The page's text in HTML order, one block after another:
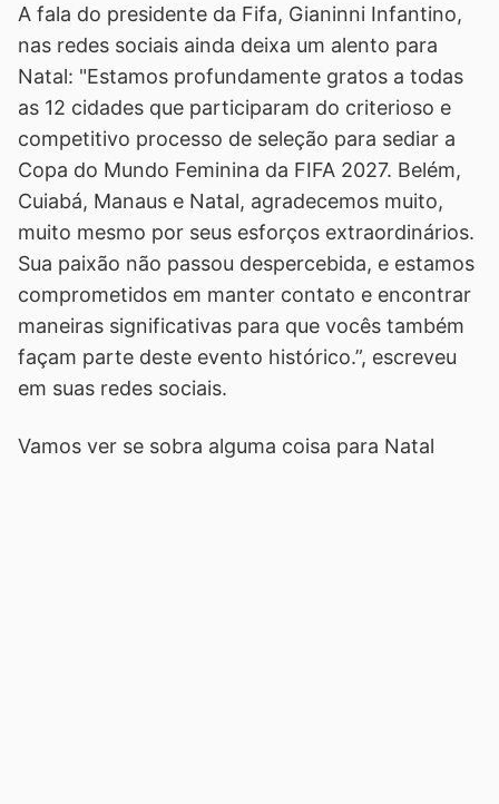
A fala do presidente da Fifa, Gianinni Infantino,
nas redes sociais ainda deixa um alento para
Natal: "Estamos profundamente gratos a todas
as 12 cidades que participaram do criterioso e
competitivo processo de seleção para sediar a
Copa do Mundo Feminina da FIFA 2027. Belém,
Cuiabá, Manaus e Natal, agradecemos muito,
muito mesmo por seus esforços extraordinários.
Sua paixão não passou despercebida, e estamos
comprometidos em manter contato e encontrar
maneiras significativas para que vocês também
façam parte deste evento histórico.”, escreveu
em suas redes sociais.
Vamos ver se sobra alguma coisa para Natal